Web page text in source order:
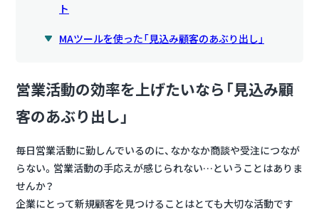
ト
MAツールを使った「見込み顧客のあぶり出し」
営業活動の効率を上げたいなら「見込み顧
客のあぶり出し」
毎日営業活動に勤しんでいるのに、なかなか商談や受注につなが
らない。営業活動の手応えが感じられない…ということはありま
せんか？
企業にとって新規顧客を見つけることはとても大切な活動です